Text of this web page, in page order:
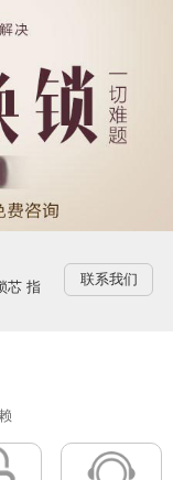
芯 指
联系我们